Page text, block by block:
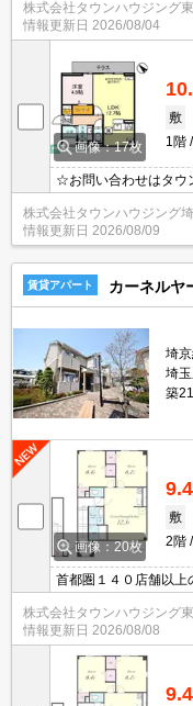
株式会社タウンハウジング
情報更新日 2026/08/04
画像：17枚
敷
1階
☆お問い合わせはタウ
決済相談☆オンライン
株式会社タウンハウジング
情報更新日 2026/08/09
賃貸アパート カーネルヤ
埼
埼
築
画像：20枚
9.4
敷
2階
首都圏１４０店舗以上
合ったお部屋をお探
まとめてご紹介☆何で
株式会社タウンハウジング
情報更新日 2026/08/08
9.4